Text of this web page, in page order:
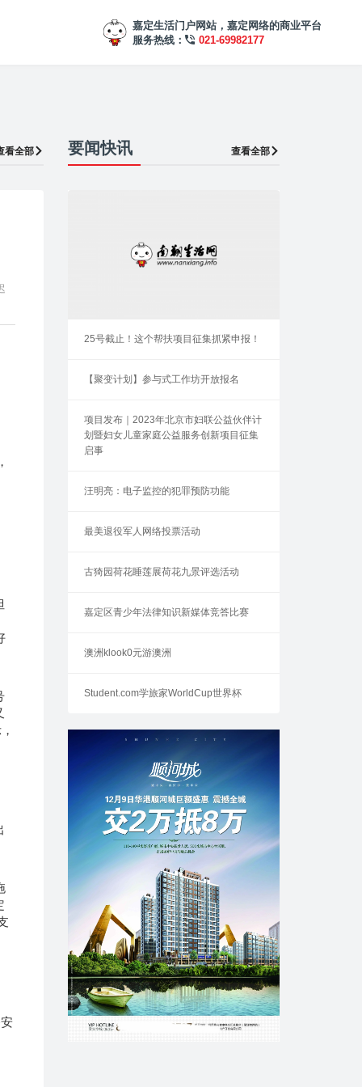
嘉定生活门户网站，嘉定网络的商业平台
服务热线：
021-69982177
看全部 要闻快讯 查看全部
25号截止！这个帮扶项目征集抓紧申报！
【聚变计划】参与式工作坊开放报名
项目发布｜2023年北京市妇联公益伙伴计
划暨妇女儿童家庭公益服务创新项目征集
启事
汪明亮：电子监控的犯罪预防功能
最美退役军人网络投票活动
古猗园荷花睡莲展荷花九景评选活动
嘉定区青少年法律知识新媒体竞答比赛
澳洲klook0元游澳洲
Student.com学旅家WorldCup世界杯